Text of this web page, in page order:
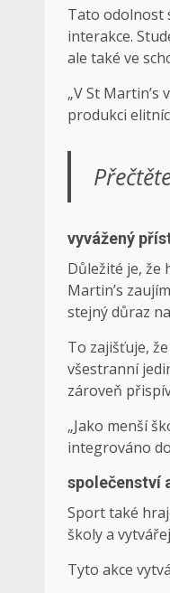
Tato odolnost
interakce.
ale také ve
„V St
produkci
vyvážený
Důležité je, že
Martin’s
stejný důraz
To zajišťuje,
všestranní
zároveň
„Jako menší
integrováno
společenství
Sport také
školy a
Tyto akce